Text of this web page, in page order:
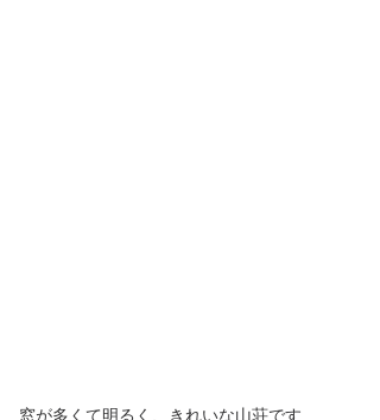
窓が多くて明るく、きれいな山荘です